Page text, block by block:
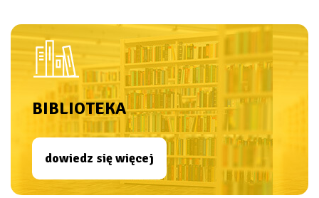
BIBLIOTEKA
dowiedz się więcej